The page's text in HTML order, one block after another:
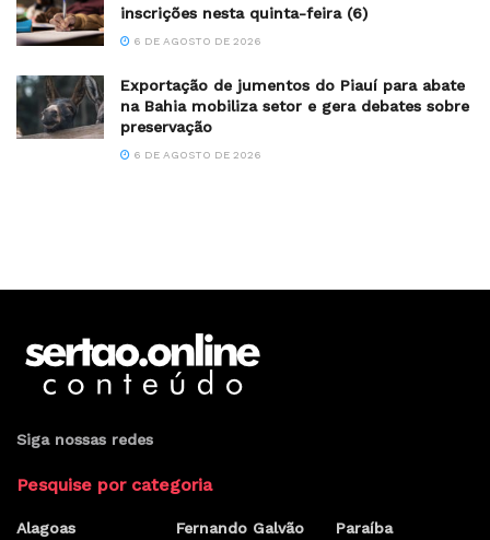
inscrições nesta quinta-feira (6)
6 DE AGOSTO DE 2026
Exportação de jumentos do Piauí para abate
na Bahia mobiliza setor e gera debates sobre
preservação
6 DE AGOSTO DE 2026
Siga nossas redes
Pesquise por categoria
Alagoas
Fernando Galvão
Paraíba